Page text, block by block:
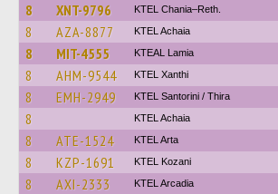
8 XNT-9796 KTEL Chania–Reth.
8 AZA-8877 KTEL Achaia
8 MIT-4555 KTEAL Lamia
8 AHM-9544 KTEL Xanthi
8 EMH-2949 KTEL Santorini / Thira
8 KTEL Achaia
8 ATE-1524 KTEL Arta
8 KZP-1691 ΚΤΕL Kozani
8 AXI-2333 KTEL Arcadia